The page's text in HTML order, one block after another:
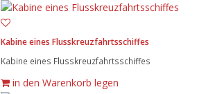
Kabine eines Flusskreuzfahrtsschiffes
Kabine eines Flusskreuzfahrtsschiffes
in den Warenkorb legen